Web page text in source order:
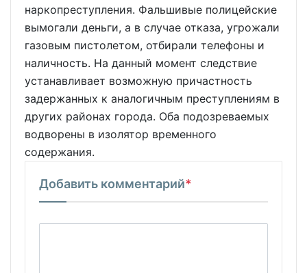
наркопреступления. Фальшивые полицейские
вымогали деньги, а в случае отказа, угрожали
газовым пистолетом, отбирали телефоны и
наличность. На данный момент следствие
устанавливает возможную причастность
задержанных к аналогичным преступлениям в
других районах города. Оба подозреваемых
водворены в изолятор временного
содержания.
Добавить комментарий*